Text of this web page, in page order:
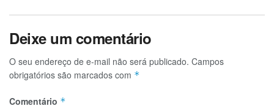
Deixe um comentário
O seu endereço de e-mail não será publicado. Campos
obrigatórios são marcados com *
Comentário *